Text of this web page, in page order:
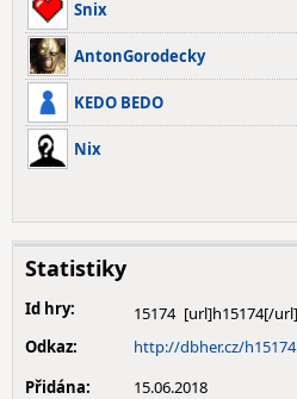
Snix
AntonGorodecky
KEDO BEDO
Nix
Statistiky
Id hry:
15174
Odkaz:
http://dbher.cz/h15174
Přidána:
15.06.2018